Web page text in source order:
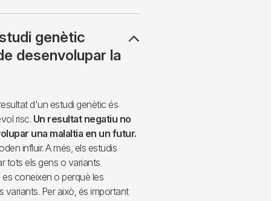
genètic
desenvolupar la
d'un estudi genètic és
risc. Un resultat negatiu no
una malaltia en un futur.
influir. A més, els estudis
tots els gens o variants
coneixen o perquè les
Per això, és important